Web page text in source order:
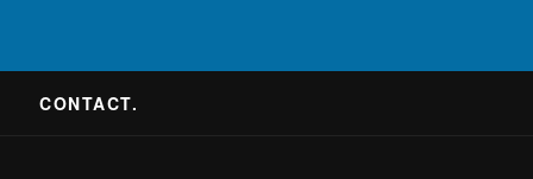
CONTACT.